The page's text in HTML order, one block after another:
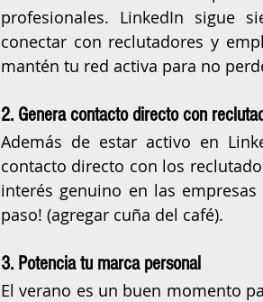
profesionales. LinkedIn sigue
conectar con reclutadores y
mantén tu red activa para no
2. Genera contacto directo con
Además de estar activo en
contacto directo con los
interés genuino en las
paso! (agregar cuña del café).
3. Potencia tu marca personal
El verano es un buen momento